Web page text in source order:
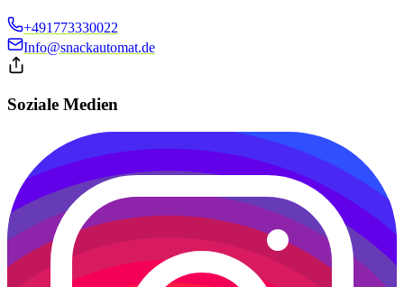
+491773330022
Info@snackautomat.de
Soziale Medien